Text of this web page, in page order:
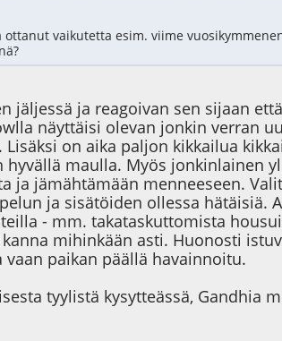
vaikutetta esim. viime
jäljessä ja reagoivan sen sijaan
näyttäisi olevan jonkin verran
on aika paljon kikkailua
maulla. Myös jonkinlainen
jämähtämään menneeseen.
ja sisätöiden ollessa hätäisiä.
- mm. takataskuttomista
mihinkään asti. Huonosti
paikan päällä havainnoitu.
tyylistä kysytteässä, Gandhia